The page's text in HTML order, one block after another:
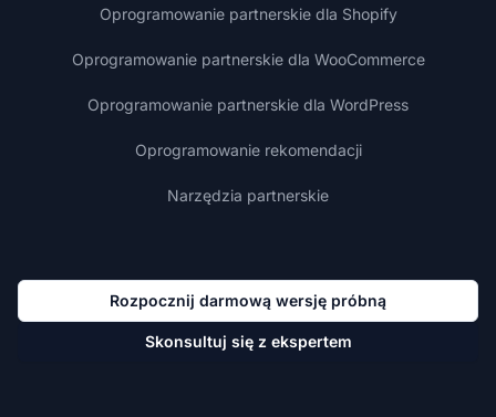
Oprogramowanie partnerskie dla Shopify
Oprogramowanie partnerskie dla WooCommerce
Oprogramowanie partnerskie dla WordPress
Oprogramowanie rekomendacji
Narzędzia partnerskie
Rozpocznij darmową wersję próbną
Skonsultuj się z ekspertem